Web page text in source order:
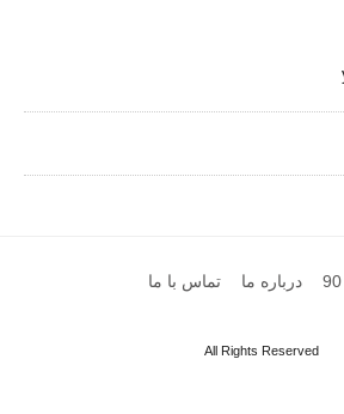
درباره ما تماس با ما
All Rights Reserved